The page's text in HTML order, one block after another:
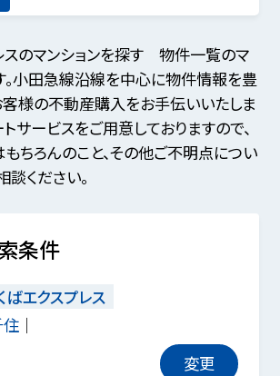
スのマンションを探す 物件一覧のマ
。小田急線沿線を中心に物件情報を豊
客様の不動産購入をお手伝いいたしま
サービスをご用意しておりますので、
ちろんのこと、その他ご不明点につい
ください。
条件
ばエクスプレス
変更